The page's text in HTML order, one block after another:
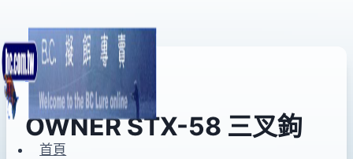
Skip
to
content
首頁
路亞專用鉤
OWNER STX-58 三叉鉤